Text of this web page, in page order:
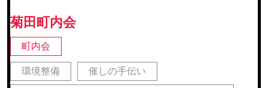
菊田町内会
町内会
環境整備 催しの手伝い